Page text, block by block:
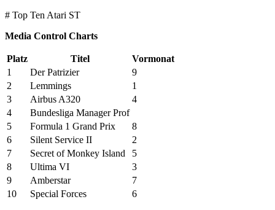
# Top Ten Atari ST
Media Control Charts
Platz Titel
Vormonat
1
Der Patrizier
9
2
Lemmings
1
3
Airbus A320
4
4
Bundesliga Manager Prof
5
Formula 1 Grand Prix
8
6
Silent Service II
2
7
Secret of Monkey Island
5
8
Ultima VI
3
9
Amberstar
7
10
Special Forces 6